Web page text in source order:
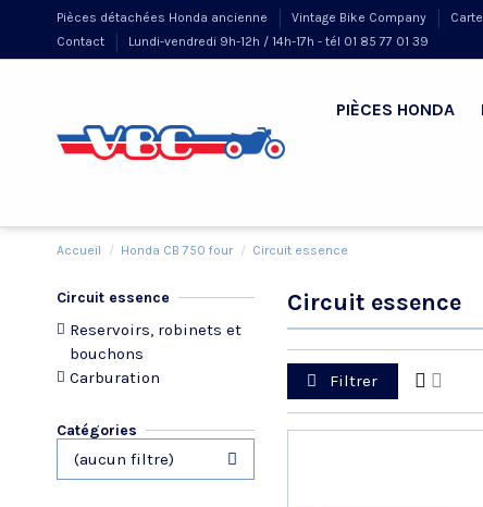
Pièces détachées Honda ancienne Vintage Bike Company
Contact
Lundi-vendredi 9h-12h / 14h-17h - tél 01 85 77 01 39
PIÈCES HONDA
Accueil Honda CB 750 four Circuit essence
Circuit essence
Filtrer
Circuit essence
Reservoirs, robinets et
bouchons
Carburation
Catégories
(aucun filtre)